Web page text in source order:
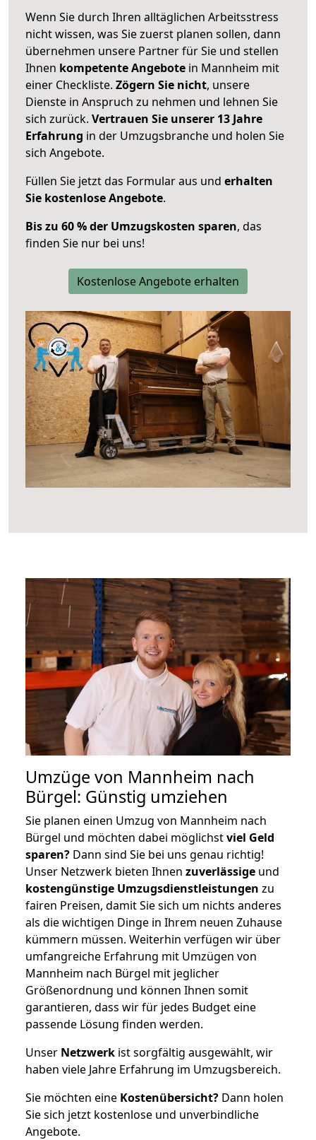
Wenn Sie durch Ihren alltäglichen Arbeitsstress
nicht wissen, was Sie zuerst planen sollen, dann
übernehmen unsere Partner für Sie und stellen
Ihnen kompetente Angebote in Mannheim mit
einer Checkliste. Zögern Sie nicht, unsere
Dienste in Anspruch zu nehmen und lehnen Sie
sich zurück. Vertrauen Sie unserer 13 Jahre
Erfahrung in der Umzugsbranche und holen Sie
sich Angebote.
Füllen Sie jetzt das Formular aus und erhalten
Sie kostenlose Angebote.
Bis zu 60 % der Umzugskosten sparen, das
finden Sie nur bei uns!
Kostenlose Angebote erhalten
Umzüge von Mannheim nach
Bürgel: Günstig umziehen
Sie planen einen Umzug von Mannheim nach
Bürgel und möchten dabei möglichstviel Geld
sparen? Dann sind Sie bei uns genau richtig!
Unser Netzwerk bieten Ihnen zuverlässige und
kostengünstige Umzugsdienstleistungen zu
fairen Preisen, damit Sie sich um nichts anderes
als die wichtigen Dinge in Ihrem neuen Zuhause
kümmern müssen. Weiterhin verfügen wir über
umfangreiche Erfahrung mit Umzügen von
Mannheim nach Bürgel mit jeglicher
Größenordnung und können Ihnen somit
garantieren, dass wir für jedes Budget eine
passende Lösung finden werden.
Unser Netzwerk ist sorgfältig ausgewählt, wir
haben viele Jahre Erfahrung im Umzugsbereich.
Sie möchten eine Kostenübersicht? Dann holen
Sie sich jetzt kostenlose und unverbindliche
Angebote.